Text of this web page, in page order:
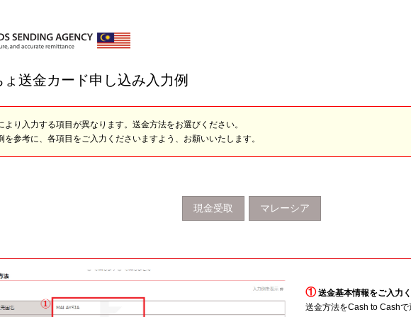
ょ送金カード申し込み入力例
より入力する項目が異なります。送金方法をお選びください。
を参考に、各項目をご入力くださいますよう、お願いいたします。
現金受取 マレーシア
① 送金基本情報をご入力く
送金方法をCash to Cashで